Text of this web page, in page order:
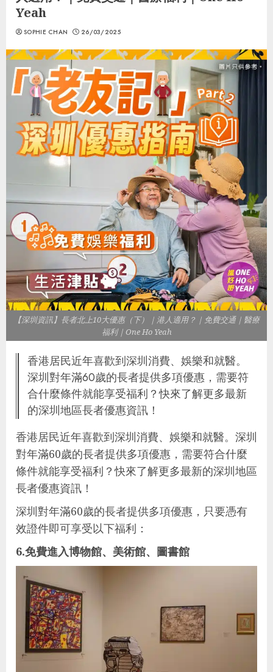
Yeah
SOPHIE CHAN 26/03/2025
【深圳資訊】長者北上10大優惠（下）｜港人適用？｜免費交通｜醫療
福利｜One Ho Yeah
香港居民近年喜歡到深圳消費、娛樂和就醫。
深圳對年滿60歲的長者提供多項優惠，需要符
合什麼條件就能享受福利？快來了解更多最新
的深圳地區長者優惠資訊！
香港居民近年喜歡到深圳消費、娛樂和就醫。深圳
對年滿60歲的長者提供多項優惠，需要符合什麼
條件就能享受福利？快來了解更多最新的深圳地區
長者優惠資訊！
深圳對年滿60歲的長者提供多項優惠，只要憑有
效證件即可享受以下福利：
6.免費進入博物館、美術館、圖書館